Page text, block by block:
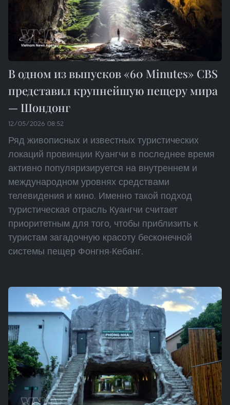
В одном из выпусков «60 Minutes» CBS
представил крупнейшую пещеру мира
— Шондонг
12/05/2026 08:52
Ряд живописных и известных туристических
локаций провинции Куангчи в последнее время
активно популяризируется на внутреннем и
международном уровнях средствами
телевидения и кино. Именно такой подход
туристическая отрасль Куангчи считает
приоритетным для того, чтобы приблизить к
туристам загадочную красоту бесконечной
системы пещер Фонгня-Кебанг.